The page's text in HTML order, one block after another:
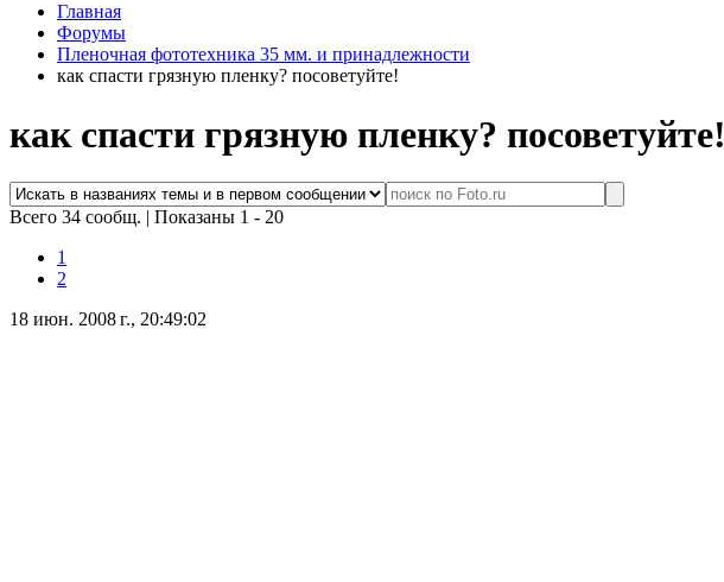
Главная
Форумы
Пленочная фототехника 35 мм. и принадлежности
как спасти грязную пленку? посоветуйте!
как спасти грязную пленку? посоветуйте!
Всего 34 сообщ. | Показаны 1 - 20
1
2
18 июн. 2008 г., 20:49:02